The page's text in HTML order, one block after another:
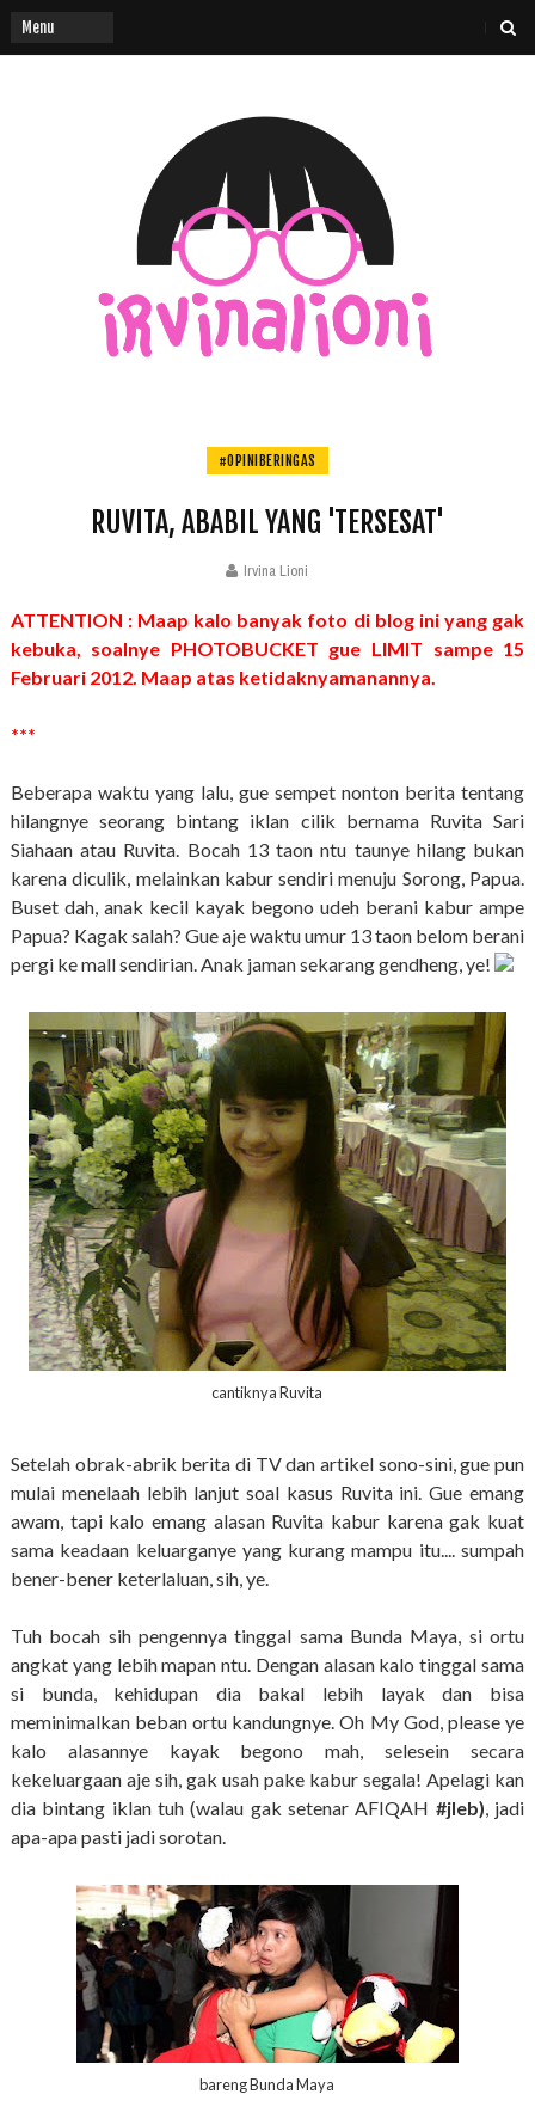
#OPINIBERINGAS
RUVITA, ABABIL YANG 'TERSESAT'
Irvina Lioni
ATTENTION : Maap kalo banyak foto di blog ini yang gak
kebuka, soalnye PHOTOBUCKET gue LIMIT sampe 15
Februari 2012. Maap atas ketidaknyamanannya.
***
Beberapa waktu yang lalu, gue sempet nonton berita tentang
hilangnye seorang bintang iklan cilik bernama Ruvita Sari
Siahaan atau Ruvita. Bocah 13 taon ntu taunye hilang bukan
karena diculik, melainkan kabur sendiri menuju Sorong, Papua.
Buset dah, anak kecil kayak begono udeh berani kabur ampe
Papua? Kagak salah? Gue aje waktu umur 13 taon belom berani
pergi ke mall sendirian. Anak jaman sekarang gendheng, ye!
cantiknya Ruvita
Setelah obrak-abrik berita di TV dan artikel sono-sini, gue pun
mulai menelaah lebih lanjut soal kasus Ruvita ini. Gue emang
awam, tapi kalo emang alasan Ruvita kabur karena gak kuat
sama keadaan keluarganye yang kurang mampu itu.... sumpah
bener-bener keterlaluan, sih, ye.
Tuh bocah sih pengennya tinggal sama Bunda Maya, si ortu
angkat yang lebih mapan ntu. Dengan alasan kalo tinggal sama
si bunda, kehidupan dia bakal lebih layak dan bisa
meminimalkan beban ortu kandungnye. Oh My God, please ye
kalo alasannye kayak begono mah, selesein secara
kekeluargaan aje sih, gak usah pake kabur segala! Apelagi kan
dia bintang iklan tuh (walau gak setenar AFIQAH #jleb), jadi
apa-apa pasti jadi sorotan.
bareng Bunda Maya